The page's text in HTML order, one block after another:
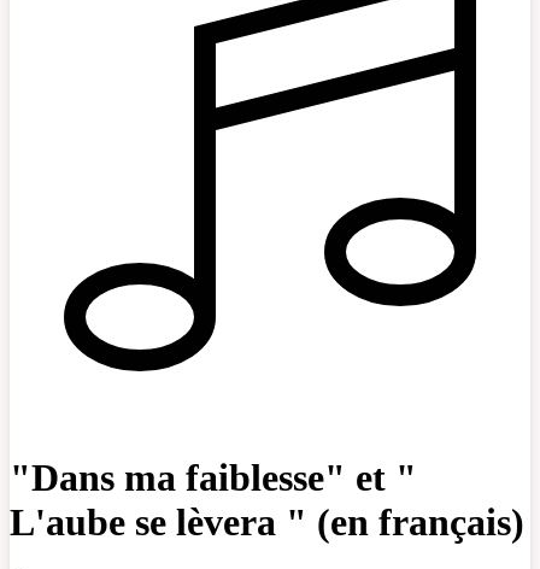
"Dans ma faiblesse" et "
L'aube se lèvera " (en français)